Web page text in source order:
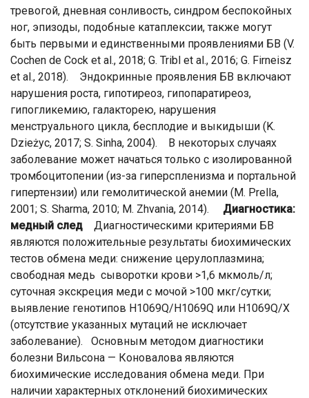
тревогой, дневная сонливость, синдром беспокойных
ног, эпизоды, подобные катаплексии, также могут
быть первыми и единственными проявлениями БВ (V.
Cochen de Cock et al., 2018; G. Tribl et al., 2016; G. Firneisz
et al., 2018). Эндокринные проявления БВ включают
нарушения роста, гипотиреоз, гипопаратиреоз,
гипогликемию, галакторею, нарушения
менструального цикла, бесплодие и выкидыши (K.
Dzieżyc, 2017; S. Sinha, 2004). В некоторых случаях
заболевание может начаться только с изолированной
тромбоцитопении (из-за гиперспленизма и портальной
гипертензии) или гемолитической анемии (M. Prella,
2001; S. Sharma, 2010; M. Zhvania, 2014). Диагностика:
медный след Диагностическими критериями БВ
являются положительные результаты биохимических
тестов обмена меди: снижение церулоплазмина;
свободная медь сыворотки крови >1,6 мкмоль/л;
суточная экскреция меди с мочой >100 мкг/сутки;
выявление генотипов H1069Q/H1069Q или H1069Q/X
(отсутствие указанных мутаций не исключает
заболевание). Основным методом диагностики
болезни Вильсона — Коновалова являются
биохимические исследования обмена меди. При
наличии характерных отклонений биохимических